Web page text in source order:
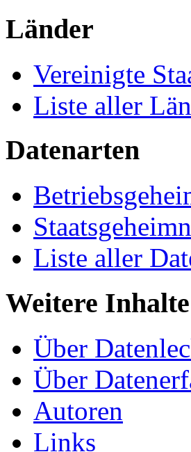
Länder
Vereinigte
Liste aller
Datenarten
Liste aller
Weitere Inhalte
Über
Über
Autoren
Links